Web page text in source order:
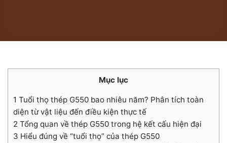
Mục lục
1 Tuổi thọ thép G550 bao nhiêu năm? Phân tích toàn
diện từ vật liệu đến điều kiện thực tế
2 Tổng quan về thép G550 trong hệ kết cấu hiện đại
3 Hiểu đúng về “tuổi thọ” của thép G550